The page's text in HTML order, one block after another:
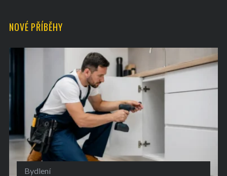
NOVÉ PŘÍBĚHY
Bydlení